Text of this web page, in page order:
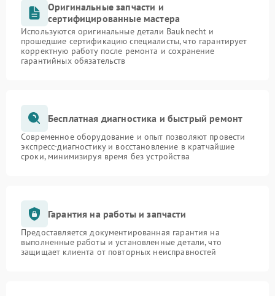
Оригинальные запчасти и
сертифицированные мастера
Используются оригинальные детали Bauknecht и
прошедшие сертификацию специалисты, что гарантирует
корректную работу после ремонта и сохранение
гарантийных обязательств
Бесплатная диагностика и быстрый ремонт
Современное оборудование и опыт позволяют провести
экспресс-диагностику и восстановление в кратчайшие
сроки, минимизируя время без устройства
Гарантия на работы и запчасти
Предоставляется документированная гарантия на
выполненные работы и установленные детали, что
защищает клиента от повторных неисправностей